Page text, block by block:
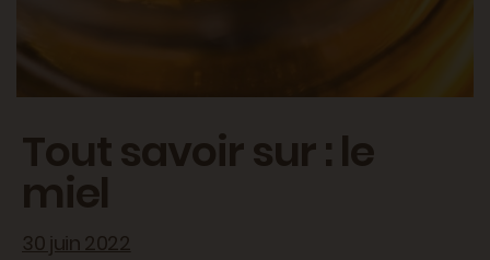
Tout savoir sur : le
miel
30 juin 2022